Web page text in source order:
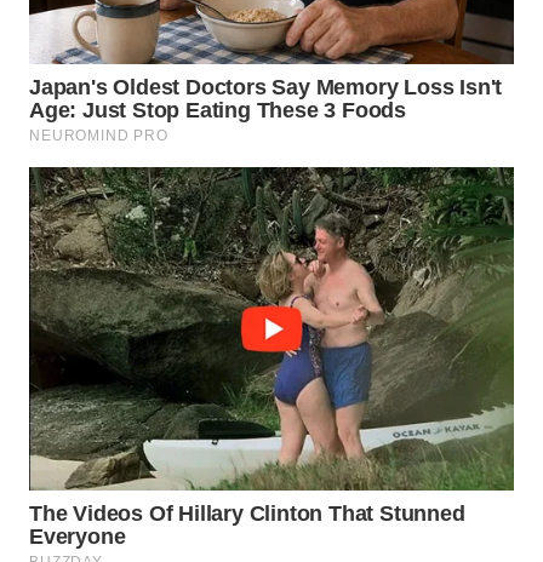
KARAWANG
BEKASI
WN
BOGOR
WN
DEPOK
WN
TAPANULI
UTARA
WN
SAMOSIR
WN